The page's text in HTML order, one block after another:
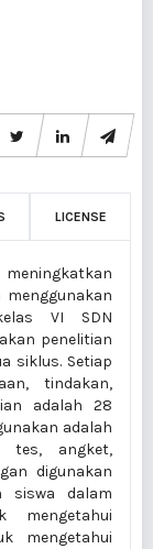
LICENSE
VI SDN
penelitian
siklus. Setiap
tindakan,
adalah 28
adalah
tes, angket,
digunakan
siswa dalam
mengetahui
mengetahui